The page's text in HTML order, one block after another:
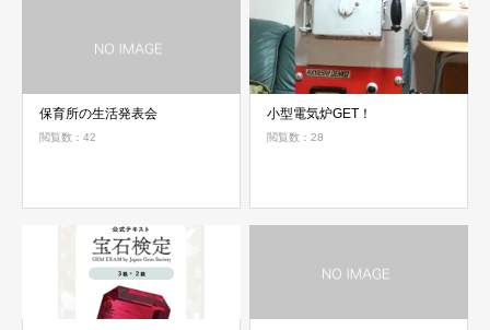
保育所の生活発表会
閲覧数：42
小型電気炉GET！
閲覧数：28